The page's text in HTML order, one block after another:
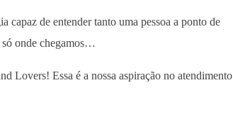
capaz de entender tanto uma pessoa a ponto de
só onde chegamos…
Lovers! Essa é a nossa aspiração no atendimento